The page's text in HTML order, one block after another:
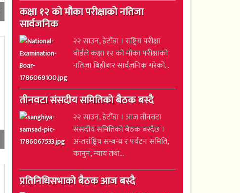
कक्षा १२ को मौका परीक्षाको नतिजा
सार्वजनिक
२२ साउन, हेटौंडा । राष्ट्रिय परीक्षा
बोर्डले कक्षा १२ को मौका परीक्षाको
नतिजा बिहीबार सार्वजनिक गरेको...
तीनवटा संसदीय समितिको बैठक बस्दै
२२ साउन, हेटौंडा । आज तीनवटा
संसदीय समितिको बैठक बस्दैछ ।
अन्तर्राष्ट्रिय सम्बन्ध र पर्यटन समिति,
कानुन, न्याय तथा...
प्रतिनिधिसभाको बैठक आज बस्दै